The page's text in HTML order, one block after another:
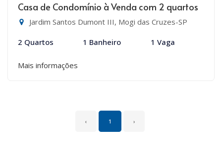
Casa de Condomínio à Venda com 2 quartos
Jardim Santos Dumont III, Mogi das Cruzes-SP
2 Quartos 1 Banheiro 1 Vaga
Mais informações
‹ 1 ›